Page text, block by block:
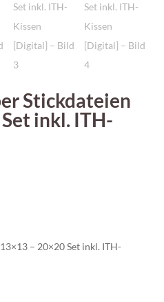
Stickdateien
inkl. ITH-
– 20×20 Set inkl. ITH-